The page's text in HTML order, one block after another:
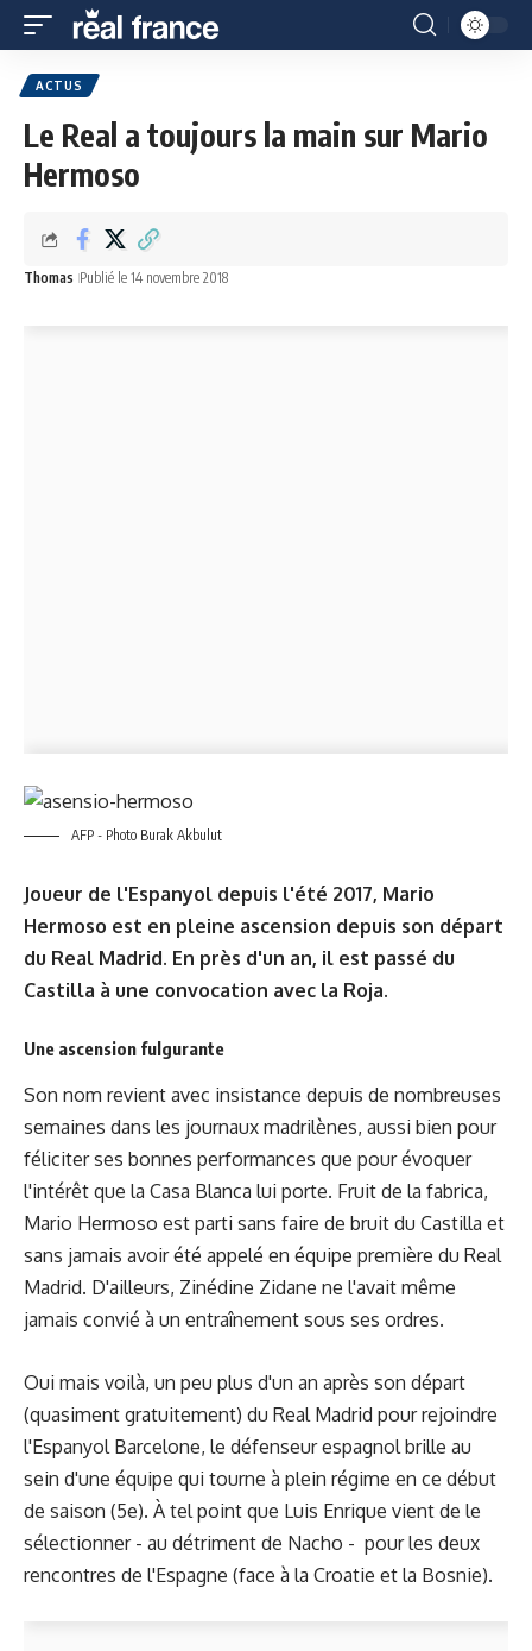
ACTUS
Le Real a toujours la main sur Mario
Hermoso
Thomas Publié le 14 novembre 2018
AFP - Photo Burak Akbulut
Joueur de l'Espanyol depuis l'été 2017, Mario
Hermoso est en pleine ascension depuis son départ
du Real Madrid. En près d'un an, il est passé du
Castilla à une convocation avec la Roja.
Une ascension fulgurante
Son nom revient avec insistance depuis de nombreuses
semaines dans les journaux madrilènes, aussi bien pour
féliciter ses bonnes performances que pour évoquer
l'intérêt que la Casa Blanca lui porte. Fruit de la fabrica,
Mario Hermoso est parti sans faire de bruit du Castilla et
sans jamais avoir été appelé en équipe première du Real
Madrid. D'ailleurs, Zinédine Zidane ne l'avait même
jamais convié à un entraînement sous ses ordres.
Oui mais voilà, un peu plus d'un an après son départ
(quasiment gratuitement) du Real Madrid pour rejoindre
l'Espanyol Barcelone, le défenseur espagnol brille au
sein d'une équipe qui tourne à plein régime en ce début
de saison (5e). À tel point que Luis Enrique vient de le
sélectionner - au détriment de Nacho - pour les deux
rencontres de l'Espagne (face à la Croatie et la Bosnie).